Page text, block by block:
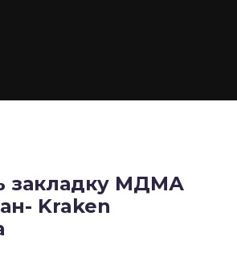
закладку МДМА
Kraken